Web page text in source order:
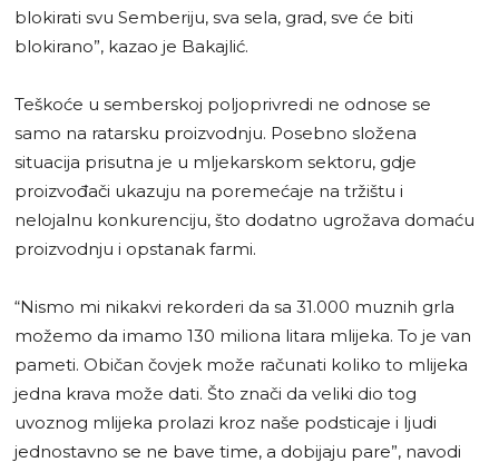
blokirati svu Semberiju, sva sela, grad, sve će biti
blokirano”, kazao je Bakajlić.
Teškoće u semberskoj poljoprivredi ne odnose se
samo na ratarsku proizvodnju. Posebno složena
situacija prisutna je u mljekarskom sektoru, gdje
proizvođači ukazuju na poremećaje na tržištu i
nelojalnu konkurenciju, što dodatno ugrožava domaću
proizvodnju i opstanak farmi.
“Nismo mi nikakvi rekorderi da sa 31.000 muznih grla
možemo da imamo 130 miliona litara mlijeka. To je van
pameti. Običan čovjek može računati koliko to mlijeka
jedna krava može dati. Što znači da veliki dio tog
uvoznog mlijeka prolazi kroz naše podsticaje i ljudi
jednostavno se ne bave time, a dobijaju pare”, navodi